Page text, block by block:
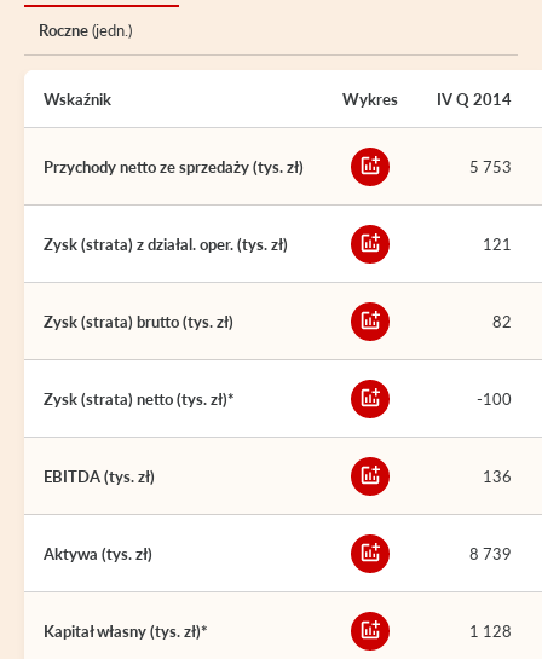
Roczne(jedn.)
Wskaźnik Wykres IV Q 2014
Przychody netto ze sprzedaży (tys. zł) 5 753
Zysk (strata) z działal. oper. (tys. zł) 121
Zysk (strata) brutto (tys. zł) 82
Zysk (strata) netto (tys. zł)* -100
EBITDA (tys. zł) 136
Aktywa (tys. zł) 8 739
Kapitał własny (tys. zł)* 1 128